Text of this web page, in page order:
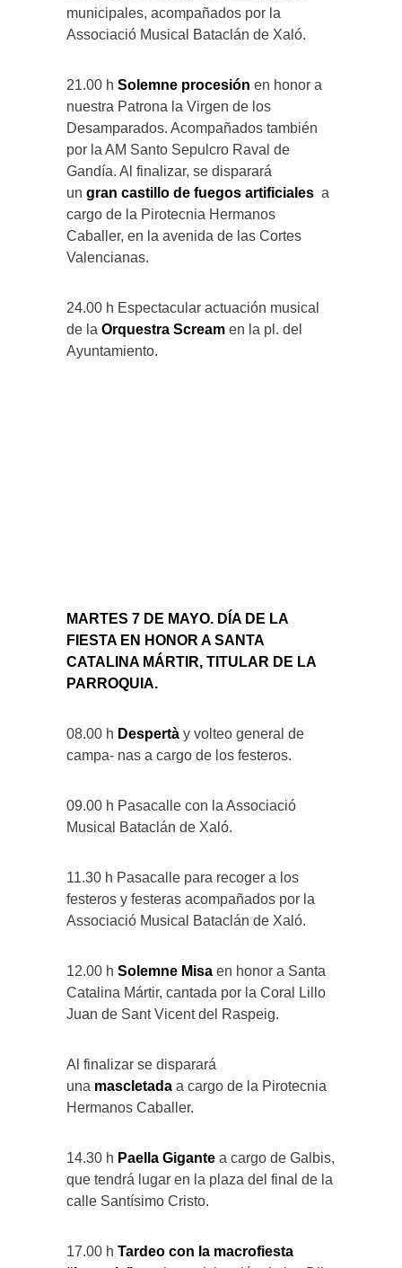
municipales, acompañados por la
Associació Musical Bataclán de Xaló.
21.00 h Solemne procesión en honor a
nuestra Patrona la Virgen de los
Desamparados. Acompañados también
por la AM Santo Sepulcro Raval de
Gandía. Al finalizar, se disparará
un gran castillo de fuegos artificiales a
cargo de la Pirotecnia Hermanos
Caballer, en la avenida de las Cortes
Valencianas.
24.00 h Espectacular actuación musical
de la Orquestra Scream en la pl. del
Ayuntamiento.
MARTES 7 DE MAYO. DÍA DE LA
FIESTA EN HONOR A SANTA
CATALINA MÁRTIR, TITULAR DE LA
PARROQUIA.
08.00 h Despertà y volteo general de
campa- nas a cargo de los festeros.
09.00 h Pasacalle con la Associació
Musical Bataclán de Xaló.
11.30 h Pasacalle para recoger a los
festeros y festeras acompañados por la
Associació Musical Bataclán de Xaló.
12.00 h Solemne Misa en honor a Santa
Catalina Mártir, cantada por la Coral Lillo
Juan de Sant Vicent del Raspeig.
Al finalizar se disparará
una mascletada a cargo de la Pirotecnia
Hermanos Caballer.
14.30 h Paella Gigante a cargo de Galbis,
que tendrá lugar en la plaza del final de la
calle Santísimo Cristo.
17.00 h Tardeo con la macrofiesta